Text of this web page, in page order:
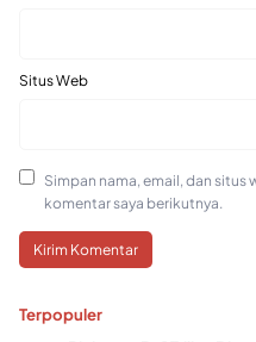
Situs Web
Simpan nama, email, dan situs
komentar saya berikutnya.
Terpopuler